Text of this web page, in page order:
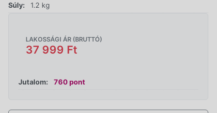
Súly:
1.2 kg
LAKOSSÁGI ÁR (BRUTTÓ)
37 999 Ft
Jutalom: 760 pont